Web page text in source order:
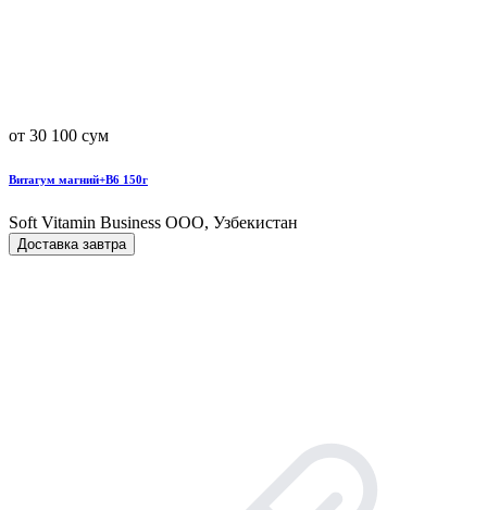
от 30 100 сум
Витагум магний+B6 150г
Soft Vitamin Business ООО, Узбекистан
Доставка завтра